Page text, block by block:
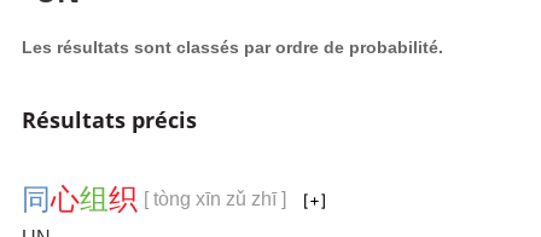
Les résultats sont classés par ordre de probabilité.
Résultats précis
同心组织 [ tòng xīn zǔ zhī ]